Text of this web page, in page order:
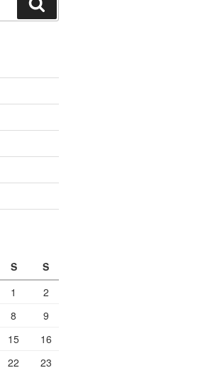
S
S
1
2
8
9
15
16
22
23